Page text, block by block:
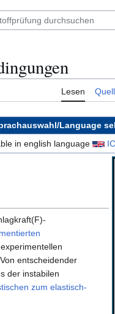
Lesen
Language
in english language
entscheidender
der instabilen
zum elastisch-